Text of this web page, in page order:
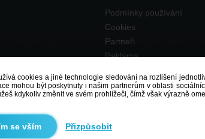
Podmínky používání
Cookies
Partneři
Reklama
cookies a jiné technologie sledování na rozlišení
mohou být poskytnuty i našim partnerům v oblasti
kdykoliv změnit ve svém prohlížeči, čímž však výrazně
Přizpůsobit